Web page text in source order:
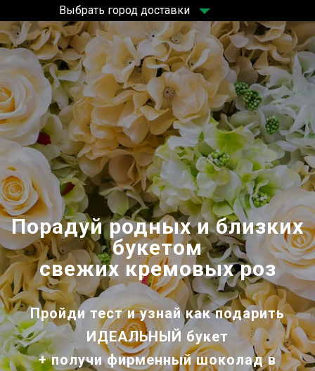
Выбрать город доставки
Порадуй родных и близких
букетом
свежих кремовых роз
Пройди тест и узнай как подарить
ИДЕАЛЬНЫЙ букет
+ получифирменный шоколадв